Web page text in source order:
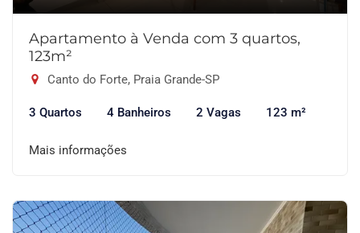
Apartamento à Venda com 3 quartos,
123m²
Canto do Forte, Praia Grande-SP
3 Quartos 4 Banheiros 2 Vagas 123 m²
Mais informações